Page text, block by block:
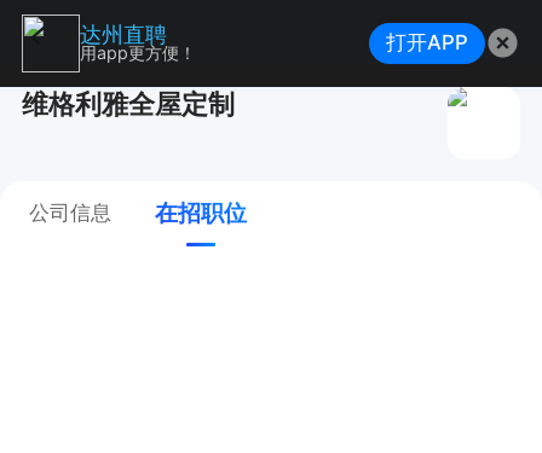
维格利雅全屋定制
公司信息 在招职位
达州直聘
用app更方便！ 打开APP